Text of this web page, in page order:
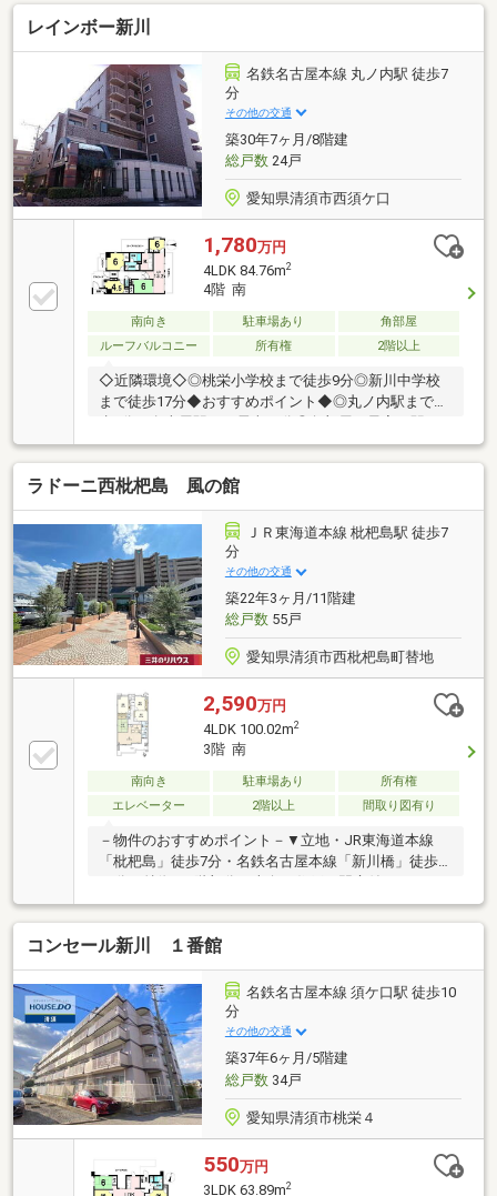
レインボー新川
名鉄名古屋本線 丸ノ内駅 徒歩7
分
その他の交通
築30年7ヶ月/8階建
総戸数24戸
愛知県清須市西須ケ口
1,780万円
4LDK 84.76m2
4階 南
南向き 駐車場あり
角部屋
ルーフバルコニー
所有権 2階以上
◇近隣環境◇◎桃栄小学校まで徒歩9分◎新川中学校
まで徒歩17分◆おすすめポイント◆◎丸ノ内駅まで徒
で徒歩7分♪◎ペット飼育可能！▼▼ハウスドゥ 清須は
ここがつよい！▼▼地元密着、清須市のことならお任
せください♪経験豊富なスタッフがご提案♪住宅ローン
や保険、不動産に関する税金や法律、その他各種手続
きのことなどお気軽にご相談ください。お客様が一番
良い選択ができる様に色々な視点でご提案いたしま
す。
ラドーニ西枇杷島 風の館
ＪＲ東海道本線 枇杷島駅 徒歩7
分
その他の交通
築22年3ヶ月/11階建
総戸数55戸
愛知県清須市西枇杷島町替地
2,590万円
4LDK 100.02m2
3階 南
南向き 駐車場あり
所有権
エレベーター
2階以上 間取り図有り
－物件のおすすめポイント－▼立地・JR東海道本線
「枇杷島」徒歩7分・名鉄名古屋本線「新川橋」徒歩
ブ有・お料理中の会話も弾む対面式キッチン・各洋室
と和室に収納スペースを設置・洗面室はキッチンと廊
下の2WAY仕様・北西側洋室は可動間仕切りで一体利
用も可能・浴室には窓付で通風良好・駐車場1台承継
可能(車種制限有)▼設備・エレベーター▼周辺環境・
アオキスーパー西枇杷島店 徒歩7分(約530m)■ ご希望
の住まい探しをお手伝いします ━━━━━・・・物件
の詳細・ご相談はお気軽にお問い合わせください。
コンセール新川 １番館
名鉄名古屋本線 須ケ口駅 徒歩10
分
その他の交通
築37年6ヶ月/5階建
総戸数34戸
愛知県清須市桃栄４
550万円
3LDK 63.89m2